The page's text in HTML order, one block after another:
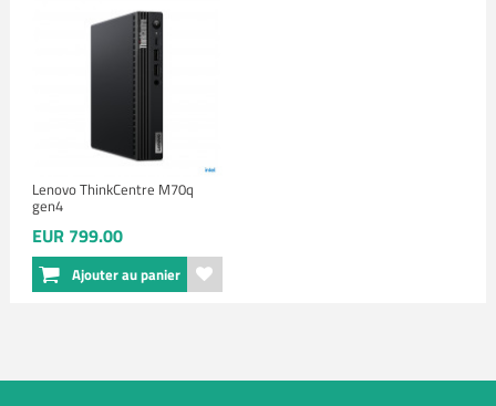
Lenovo ThinkCentre M70q
gen4
EUR 799.00
Ajouter au panier